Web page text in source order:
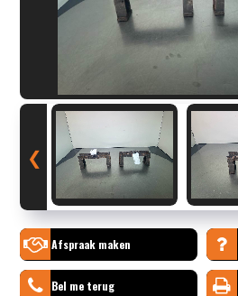
❮
Afspraak maken
Bel me terug